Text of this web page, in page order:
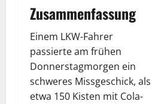
Zusammenfassung
Einem LKW-Fahrer
passierte am frühen
Donnerstagmorgen ein
schweres Missgeschick, als
etwa 150 Kisten mit Cola-